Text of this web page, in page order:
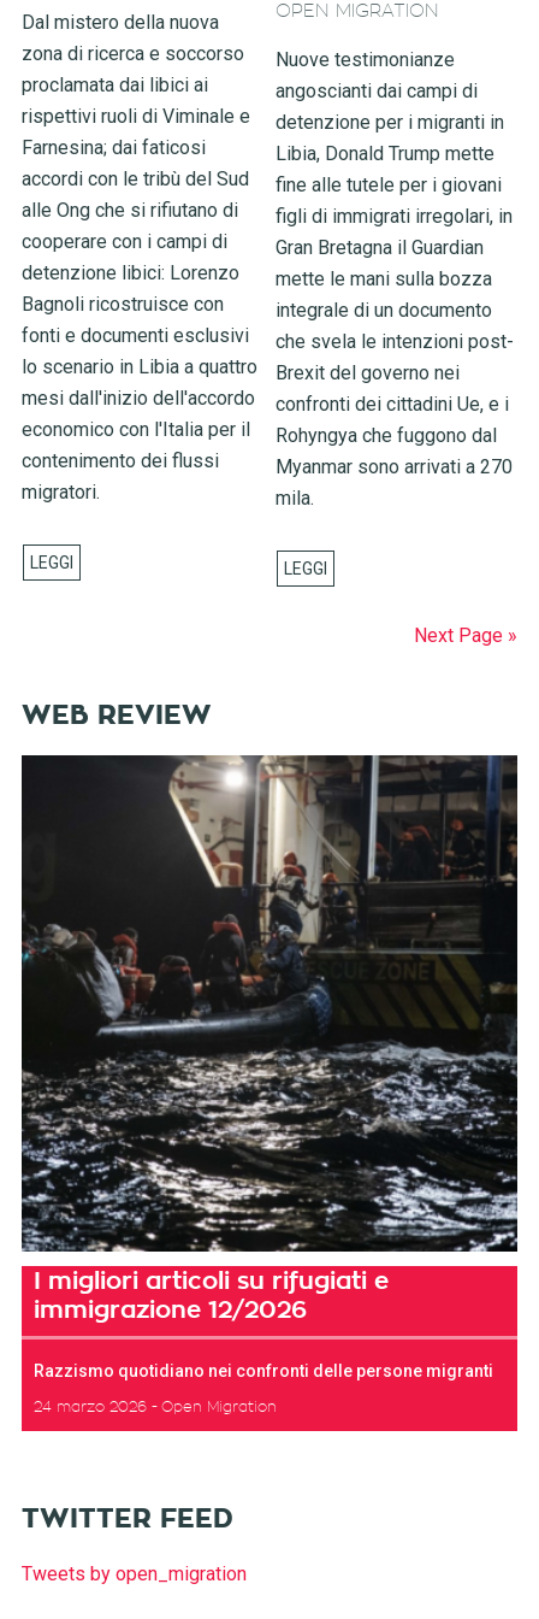
Dal mistero della nuova
zona di ricerca e soccorso
proclamata dai libici ai
rispettivi ruoli di Viminale e
Farnesina; dai faticosi
accordi con le tribù del Sud
alle Ong che si rifiutano di
cooperare con i campi di
detenzione libici: Lorenzo
Bagnoli ricostruisce con
fonti e documenti esclusivi
lo scenario in Libia a quattro
mesi dall'inizio dell'accordo
economico con l'Italia per il
contenimento dei flussi
migratori.
OPEN MIGRATION
Nuove testimonianze
angoscianti dai campi di
detenzione per i migranti in
Libia, Donald Trump mette
fine alle tutele per i giovani
figli di immigrati irregolari, in
Gran Bretagna il Guardian
mette le mani sulla bozza
integrale di un documento
che svela le intenzioni post-
Brexit del governo nei
confronti dei cittadini Ue, e i
Rohyngya che fuggono dal
Myanmar sono arrivati a 270
mila.
Next Page »
WEB REVIEW
I migliori articoli su rifugiati e
immigrazione 12/2026
Razzismo quotidiano nei confronti delle persone migranti
24 marzo 2026 Open Migration
TWITTER FEED
Tweets by open_migration